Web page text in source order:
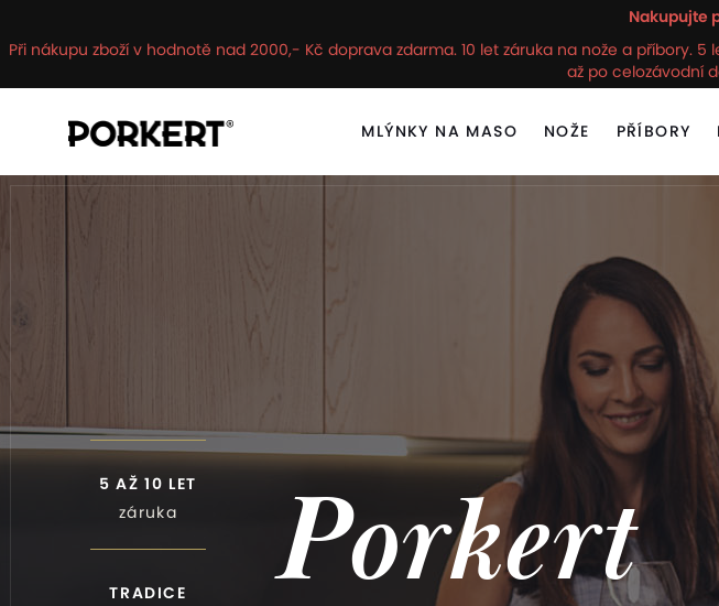
Nakupujte
Při nákupu zboží v hodnotě nad 2000,- Kč doprava zdarma. 10 let záruka na nože a příbory.
až po celozávodní
MLÝNKY NA MASO NOŽE PŘÍBORY
Porkert
5 AŽ 10 LET
záruka
TRADICE